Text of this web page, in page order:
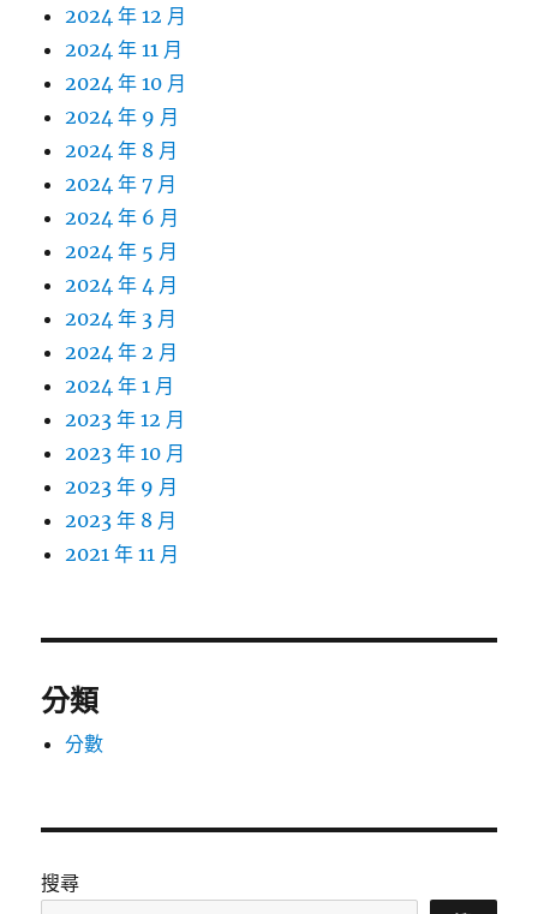
2024 年 12 月
2024 年 11 月
2024 年 10 月
2024 年 9 月
2024 年 8 月
2024 年 7 月
2024 年 6 月
2024 年 5 月
2024 年 4 月
2024 年 3 月
2024 年 2 月
2024 年 1 月
2023 年 12 月
2023 年 10 月
2023 年 9 月
2023 年 8 月
2021 年 11 月
分類
分數
搜尋